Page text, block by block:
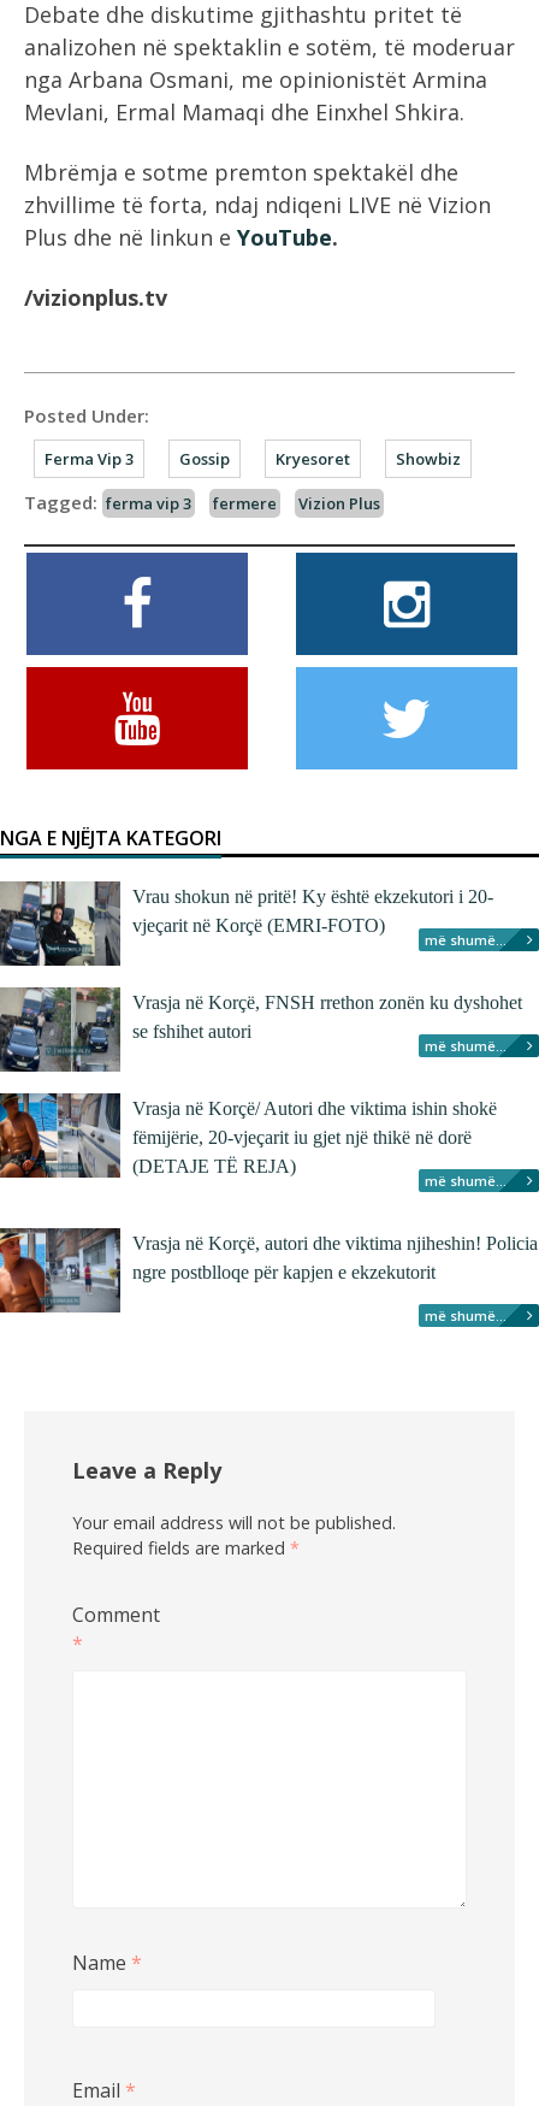
Debate dhe diskutime gjithashtu pritet të
analizohen në spektaklin e sotëm, të moderuar
nga Arbana Osmani, me opinionistët Armina
Mevlani, Ermal Mamaqi dhe Einxhel Shkira.
Mbrëmja e sotme premton spektakël dhe
zhvillime të forta, ndaj ndiqeni LIVE në Vizion
Plus dhe në linkun e YouTube.
/vizionplus.tv
Posted Under:
Ferma Vip 3 Gossip Kryesoret Showbiz
Tagged: ferma vip 3 fermere Vizion Plus
NGA E NJËJTA KATEGORI
Vrau shokun në pritë! Ky është ekzekutori i 20-
vjeçarit në Korçë (EMRI-FOTO)
më shumë...
Vrasja në Korçë, FNSH rrethon zonën ku dyshohet
se fshihet autori
më shumë...
Vrasja në Korçë/ Autori dhe viktima ishin shokë
fëmijërie, 20-vjeçarit iu gjet një thikë në dorë
(DETAJE TË REJA)
më shumë...
Vrasja në Korçë, autori dhe viktima njiheshin! Policia
ngre postblloqe për kapjen e ekzekutorit
më shumë...
Leave a Reply
Your email address will not be published.
Required fields are marked *
Comment
*
Name *
Email *